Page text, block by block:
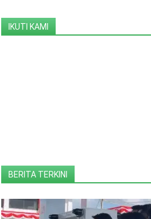
IKUTI KAMI
BERITA TERKINI